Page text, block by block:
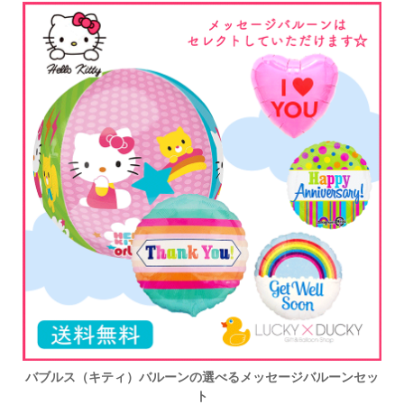
バブルス（キティ）バルーンの選べるメッセージバルーンセッ
ト